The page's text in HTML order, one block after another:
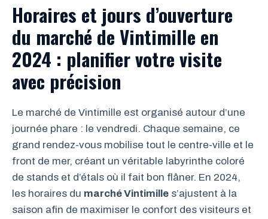
Horaires et jours d’ouverture
du marché de Vintimille en
2024 : planifier votre visite
avec précision
Le marché de Vintimille est organisé autour d’une
journée phare : le vendredi. Chaque semaine, ce
grand rendez-vous mobilise tout le centre-ville et le
front de mer, créant un véritable labyrinthe coloré
de stands et d’étals où il fait bon flâner. En 2024,
les horaires du marché Vintimille s’ajustent à la
saison afin de maximiser le confort des visiteurs et